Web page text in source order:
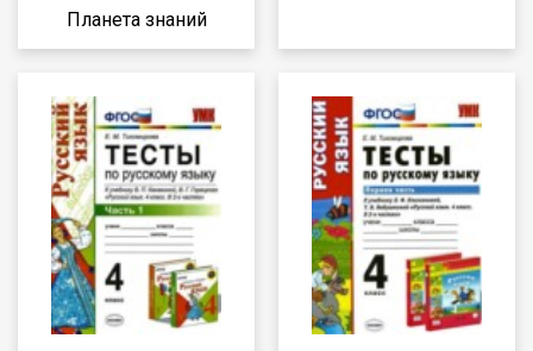
Планета знаний